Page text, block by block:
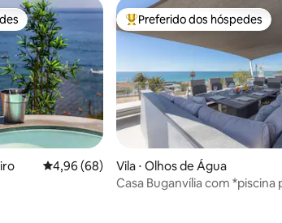
avaliações
dos hóspedes
4,96 de uma avaliação média de 5, 68
4,96 (68)
Entre os melhores preferidos
Preferido dos hóspedes
Vila ⋅ Olhos de Água
Casa Buganvília com *piscina